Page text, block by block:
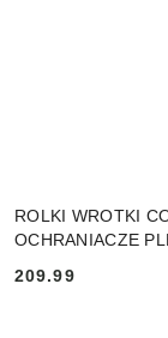
ROLKI WROTKI
OCHRANIACZE
Cena:
209.99